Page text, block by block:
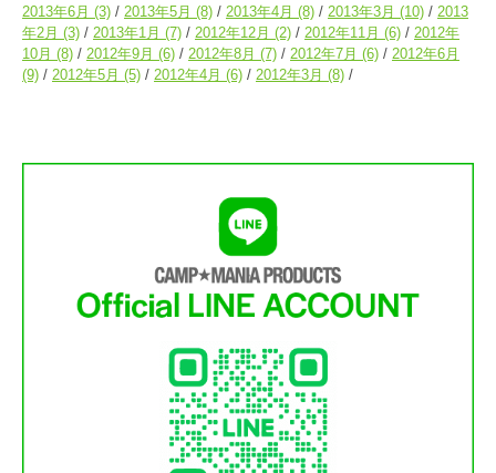
2013年6月 (3) 2013年5月 (8) 2013年4月 (8) 2013年3月 (10)
2013
年2月 (3) 2013年1月 (7) 2012年12月 (2) 2012年11月 (6)
2012年
10月 (8) 2012年9月 (6) 2012年8月 (7) 2012年7月 (6)
2012年6月
(9)
2012年5月 (5) 2012年4月 (6) 2012年3月 (8)